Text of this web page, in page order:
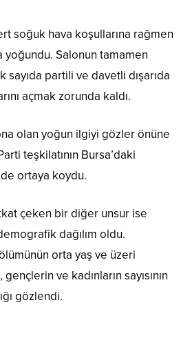
soğuk hava koşullarına rağmen
Salonun tamamen
sayıda partili ve davetli dışarıda
açmak zorunda kaldı.
olan yoğun ilgiyi gözler önüne
teşkilatının Bursa’daki
ortaya koydu.
çeken bir diğer unsur ise
dağılım oldu.
orta yaş ve üzeri
ve kadınların sayısının
gözlendi.